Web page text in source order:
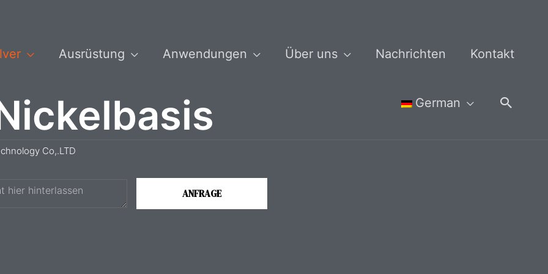
Ausrüstung Anwendungen Über uns Nachrichten Kontakt
German Suche
Co,.LTD
ANFRAGE